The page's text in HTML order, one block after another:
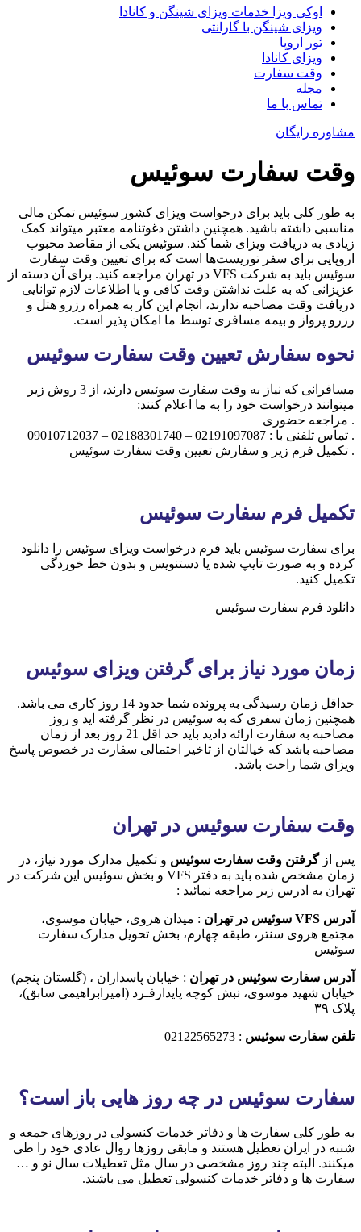
اوکی ویزا خدمات ویزای شینگن و کانادا
ویزای شینگن با گارانتی
تور اروپا
ویزای کانادا
وقت سفارت
مجله
تماس با ما
مشاوره رایگان
وقت سفارت سوئیس
به طور کلی باید برای درخواست ویزای کشور سوئیس تمکن مالی
مناسبی داشته باشید. همچنین داشتن دغوتنامه معتبر میتواند کمک
زیادی به دریافت ویزای شما کند. سوئیس یکی از مقاصد محبوب
اروپایی برای سفر توریست‌ها است که برای تعیین وقت سفارت
سوئیس باید به شرکت VFS در تهران مراجعه کنید. برای آن دسته از
عزیزانی که به علت نداشتن وقت کافی و یا اطلاعات لازم توانایی
دریافت وقت مصاحبه ندارند، انجام این کار به همراه رزرو هتل و
رزرو پرواز و بیمه مسافری توسط ما امکان پذیر است.
نحوه سفارش تعیین وقت سفارت سوئیس
مسافرانی که نیاز به وقت سفارت سوئیس دارند، از 3 روش زیر
میتوانند درخواست خود را به ما اعلام کنند:
. مراجعه حضوری
. تماس تلفنی با : 02191097087 – 02188301740 – 09010712037
. تکمیل فرم زیر و سفارش تعیین وقت سفارت سوئیس
تکمیل فرم سفارت سوئیس
برای سفارت سوئیس باید فرم درخواست ویزای سوئیس را دانلود
کرده و به صورت تایپ شده یا دستنویس و بدون خط خوردگی
تکمیل کنید.
دانلود فرم سفارت سوئیس
زمان مورد نیاز برای گرفتن ویزای سوئیس
حداقل زمان رسیدگی به پرونده شما حدود 14 روز کاری می باشد.
همچنین زمان سفری که به سوئیس در نظر گرفته اید و روز
مصاحبه به سفارت ارائه دادید باید حد اقل 21 روز بعد از زمان
مصاحبه باشد که خیالتان از تاخیر احتمالی سفارت در خصوص پاسخ
ویزای شما راحت باشد.
وقت سفارت سوئیس در تهران
پس ازگرفتن وقت سفارت سوئیس و تکمیل مدارک مورد نیاز، در
زمان مشخص شده باید به دفتر VFS و بخش سوئیس این شرکت در
تهران به ادرس زیر مراجعه نمائید :
آدرس VFS سوئیس در تهران
: میدان هروی، خیابان موسوی،
مجتمع هروی سنتر، طبقه چهارم، بخش تحویل مدارک سفارت
سوئیس
آدرس سفارت سوئیس در تهران : خیابان پاسداران ، (گلستان پنجم)
خیابان شهید موسوی، نبش کوچه پایدارفـرد (امیرابراهیمی سابق)،
پلاک ٣٩
تلفن سفارت سوئیس : 02122565273
سفارت سوئیس در چه روز هایی باز است؟
به طور کلی سفارت ها و دفاتر خدمات کنسولی در روزهای جمعه و
شنبه در ایران تعطیل هستند و مابقی روزها روال عادی خود را طی
میکنند. البته چند روز مشخصی در سال مثل تعطیلات سال نو و …
سفارت ها و دفاتر خدمات کنسولی تعطیل می باشند.